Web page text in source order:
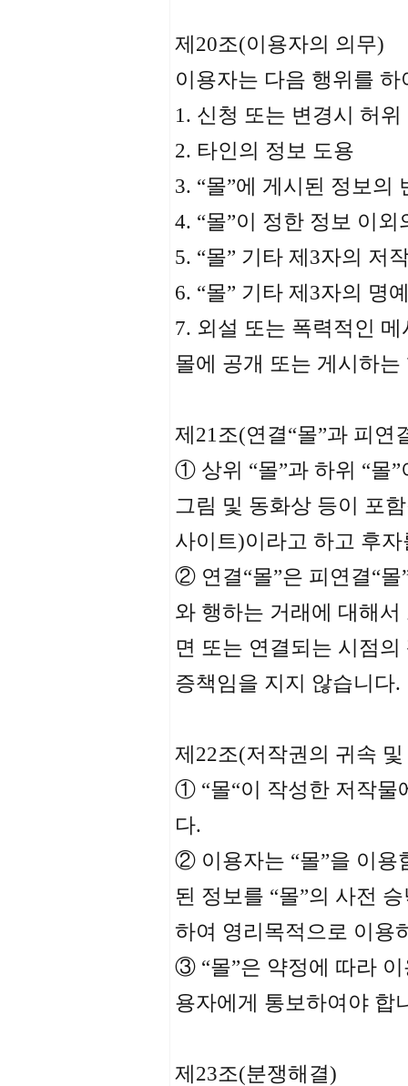
제20조(이용자의 의무)
이용자는 다음 행위를
1. 신청 또는 변경시 허
2. 타인의 정보 도용
3. “몰”에 게시된 정보의
4. “몰”이 정한 정보 이
5. “몰” 기타 제3자의 저
6. “몰” 기타 제3자의 명
7. 외설 또는 폭력적인
몰에 공개 또는 게시하는
제21조(연결“몰”과 피연
① 상위 “몰”과 하위 “몰
그림 및 동화상 등이 포
사이트)이라고 하고 후
② 연결“몰”은 피연결“
와 행하는 거래에 대해
면 또는 연결되는 시점
증책임을 지지 않습니다.
제22조(저작권의 귀속
① “몰“이 작성한 저작물
다.
② 이용자는 “몰”을 이용
된 정보를 “몰”의 사전
하여 영리목적으로 이용
③ “몰”은 약정에 따라
용자에게 통보하여야 합
제23조(분쟁해결)